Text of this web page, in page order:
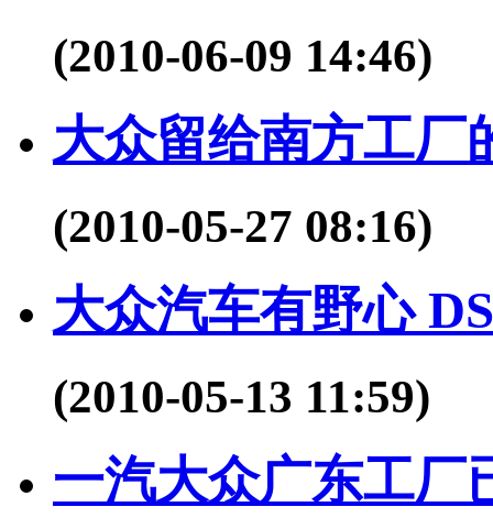
(2010-06-09 14:46)
大众留给南方工厂
(2010-05-27 08:16)
大众汽车有野心
(2010-05-13 11:59)
一汽大众广东工厂